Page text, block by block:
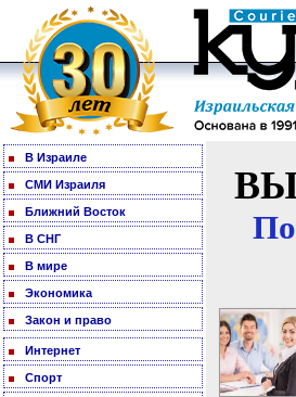
В Израиле
СМИ Израиля
Ближний Восток
В СНГ
В мире
Экономика
Закон и право
Интернет
Спорт